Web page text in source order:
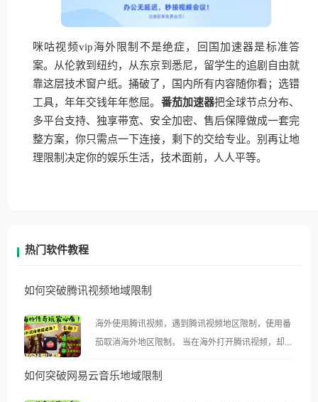
咪咕视频vip海外限制不是绝症，回国加速器是标准答
案。从伦敦到纽约，从东京到悉尼，留学生的追剧自由就
靠这层技术窗户纸。捅破了，国内所有内容随你看；选错
工具，年年交钱年年憋屈。 番茄加速器把全球节点分布、
多平台支持、独享带宽、安全加密、售后保障做成一套完
整方案，你只需点一下连接，剩下的交给专业。别再让地
理限制决定你的娱乐生活，技术面前，人人平等。
热门软件教程
如何突破腾讯视频地域限制
海外使用腾讯视频，遇到腾讯视频地区限制，使用番
茄取消海外地区限制。 当在海外打开腾讯视频，却突
示语。 海外用户如香港、澳门、台湾、美国、加拿
如何突破网易云音乐地域限制